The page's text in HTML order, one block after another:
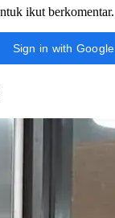
ikut berkomentar.
Sign in with Google